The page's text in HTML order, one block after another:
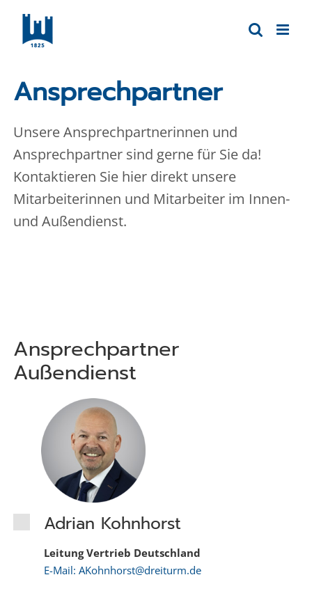
content
Ansprechpartner
Unsere Ansprechpartnerinnen und
Ansprechpartner sind gerne für Sie da!
Kontaktieren Sie hier direkt unsere
Mitarbeiterinnen und Mitarbeiter im Innen-
und Außendienst.
Ansprechpartner
Außendienst
Adrian Kohnhorst
Leitung Vertrieb Deutschland
E-Mail: AKohnhorst@dreiturm.de